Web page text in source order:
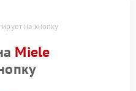
на кнопку
Miele